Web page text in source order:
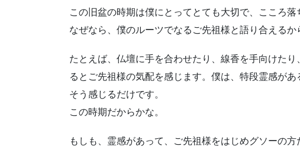
この旧盆の時期は僕にとってとても大切で、こころ落
なぜなら、僕のルーツでなるご先祖様と語り合えるか
たとえば、仏壇に手を合わせたり、線香を手向けた
るとご先祖様の気配を感じます。僕は、特段霊感があ
そう感じるだけです。
この時期だからかな。
もしも、霊感があって、ご先祖様をはじめグソーの